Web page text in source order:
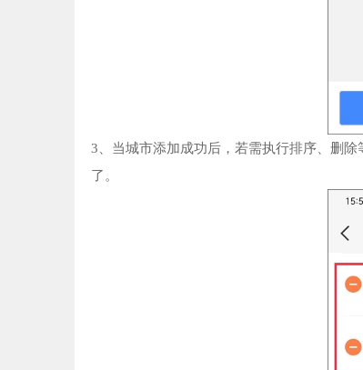
3、当城市添加成功后，若需执行排序、删
了。